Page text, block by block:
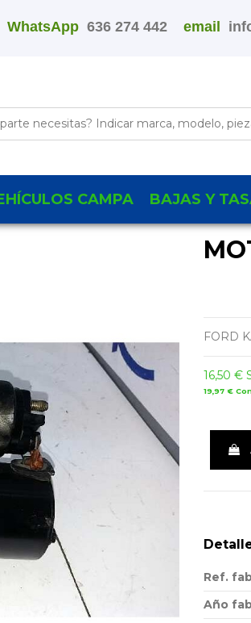
WhatsApp636 274 442 email
CAMPA BAJAS Y
FORD
16,50 €
19,97 €
Ref.
Año